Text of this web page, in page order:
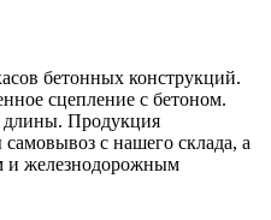
бетонных конструкций.
сцепление с бетоном.
длины. Продукция
с нашего склада, а
и железнодорожным